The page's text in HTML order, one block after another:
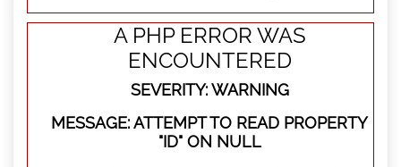
A PHP ERROR WAS
ENCOUNTERED
SEVERITY: WARNING
MESSAGE: ATTEMPT TO READ PROPERTY
"ID" ON NULL